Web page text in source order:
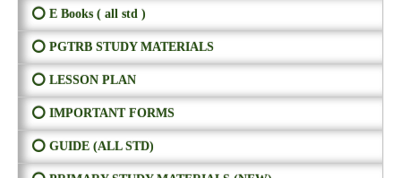
⭕ E Books ( all std )
⭕ PGTRB STUDY MATERIALS
⭕ LESSON PLAN
⭕ IMPORTANT FORMS
⭕ GUIDE (ALL STD)